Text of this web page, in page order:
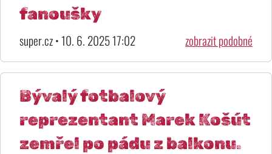
fanoušky
super.cz • 10. 6. 2025 17:02 zobrazit podobné
Bývalý fotbalový
reprezentant Marek Košút
zemřel po pádu z balkonu.